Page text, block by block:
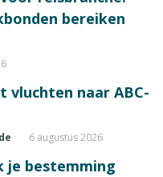
bereiken
vluchten naar ABC-
6 augustus 2026
je bestemming